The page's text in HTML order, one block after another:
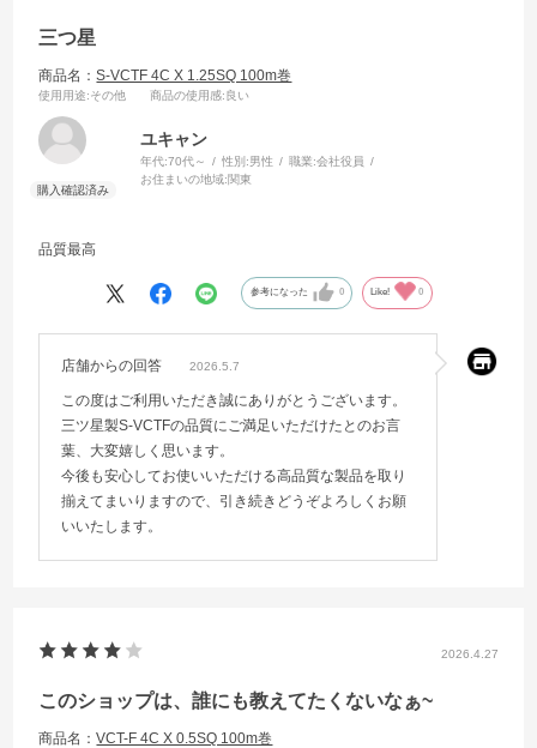
三つ星
商品名：S-VCTF 4C X 1.25SQ 100m巻
使用用途:その他 商品の使用感:良い
ユキャン
年代:70代～ 性別:男性 職業:会社役員
お住まいの地域:関東
品質最高
参考になった 0 Like! 0
店舗からの回答 2026.5.7
この度はご利用いただき誠にありがとうございます。
三ツ星製S-VCTFの品質にご満足いただけたとのお言
葉、大変嬉しく思います。
今後も安心してお使いいただける高品質な製品を取り
揃えてまいりますので、引き続きどうぞよろしくお願
いいたします。
2026.4.27
このショップは、誰にも教えてたくないなぁ~
商品名：VCT-F 4C X 0.5SQ 100m巻